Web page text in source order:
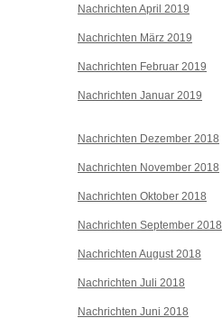
Nachrichten April 2019
Nachrichten März 2019
Nachrichten Februar 2019
Nachrichten Januar 2019
Nachrichten Dezember 2018
Nachrichten November 2018
Nachrichten Oktober 2018
Nachrichten September 2018
Nachrichten August 2018
Nachrichten Juli 2018
Nachrichten Juni 2018